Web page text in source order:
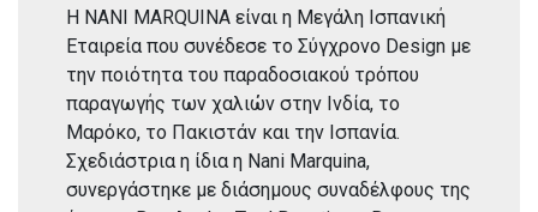
Η NANI MARQUINA είναι η Μεγάλη Ισπανική
Εταιρεία που συνέδεσε το Σύγχρονο Design με
την ποιότητα του παραδοσιακού τρόπου
παραγωγής των χαλιών στην Ινδία, το
Μαρόκο, το Πακιστάν και την Ισπανία.
Σχεδιάστρια η ίδια η Νani Marquina,
συνεργάστηκε με διάσημους συναδέλφους της